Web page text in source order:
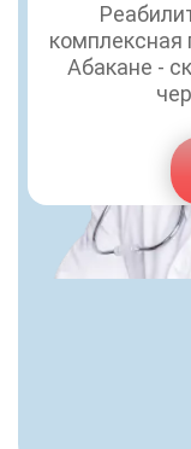
комплексная
Абакане -